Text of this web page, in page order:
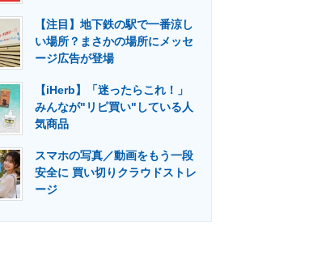
建設×テクノロジーの最前線
【注目】地下鉄の駅で一番涼し
い場所？まさかの場所にメッセ
ージ広告が登場
【iHerb】「迷ったらこれ！」
みんなが"リピ買い"している人
気商品
スマホの写真／動画をもう一段
安全に 買い切りクラウドストレ
ージ